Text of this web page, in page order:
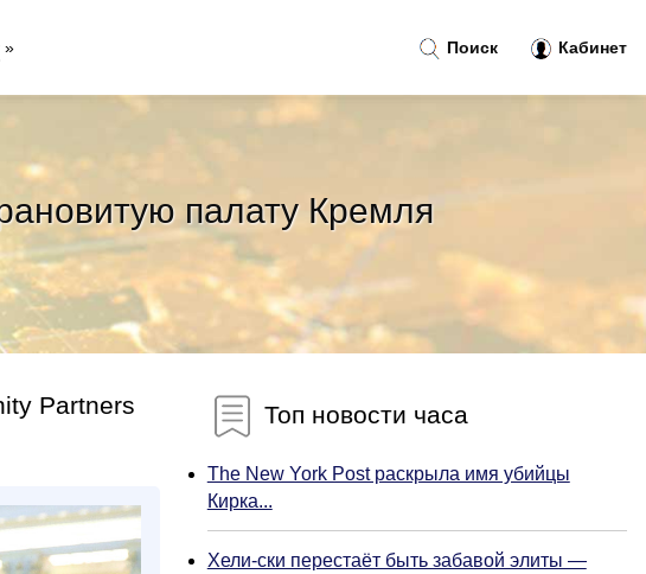
палату Кремля
Partners
Топ новости часа
The New York Post раскрыла имя убийцы
Кирка...
Хели-ски перестаёт быть забавой элиты —
Поиск Кабинет
»